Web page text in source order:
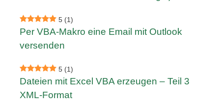
5 (1)
Per VBA-Makro eine Email mit Outlook
versenden
5 (1)
Dateien mit Excel VBA erzeugen – Teil 3
XML-Format